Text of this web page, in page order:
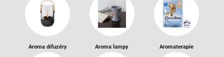
Aroma difuzéry Aroma lampy Aromaterapie